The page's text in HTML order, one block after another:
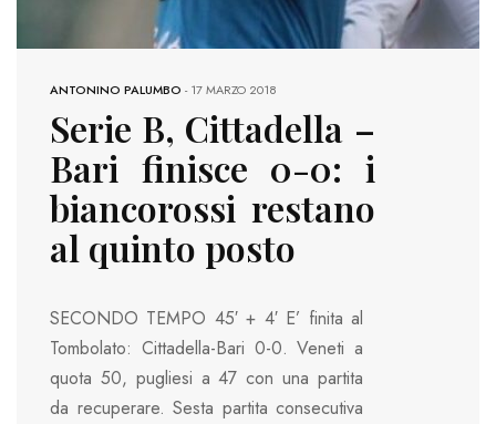
ANTONINO PALUMBO -17 MARZO 2018
Serie B, Cittadella –
Bari finisce 0-0: i
biancorossi restano
al quinto posto
SECONDO TEMPO 45′ + 4′ E’ finita al
Tombolato: Cittadella-Bari 0-0. Veneti a
quota 50, pugliesi a 47 con una partita
da recuperare. Sesta partita consecutiva